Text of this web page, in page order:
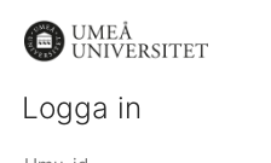
Logga in